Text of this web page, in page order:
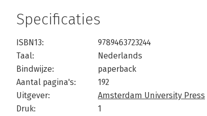
Specificaties
ISBN13:
9789463723244
Taal:
Nederlands
Bindwijze:
paperback
Aantal pagina's:
192
Uitgever:
Amsterdam University Press
Druk:
1